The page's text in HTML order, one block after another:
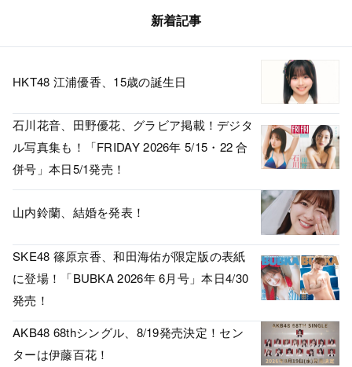
新着記事
HKT48 江浦優香、15歳の誕生日
石川花音、田野優花、グラビア掲載！デジタ
ル写真集も！「FRIDAY 2026年 5/15・22 合
併号」本日5/1発売！
山内鈴蘭、結婚を発表！
SKE48 篠原京香、和田海佑が限定版の表紙
に登場！「BUBKA 2026年 6月号」本日4/30
発売！
AKB48 68thシングル、8/19発売決定！セン
ターは伊藤百花！